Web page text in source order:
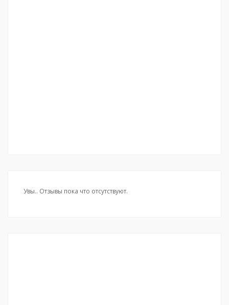
Увы.. Отзывы пока что отсутствуют.